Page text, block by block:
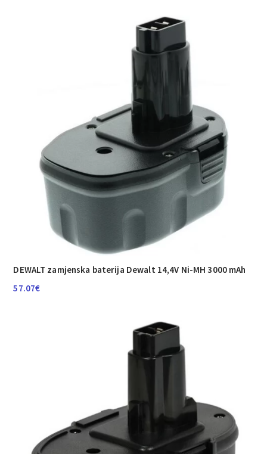
DEWALT zamjenska baterija Dewalt 14,4V Ni-MH 3000 mAh
57.07€